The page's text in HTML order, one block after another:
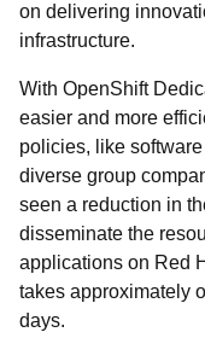
on delivering
infrastructure.
With OpenShift
easier and more
policies, like
diverse group
seen a reduction in
disseminate the
applications on Red
takes approximately
days.